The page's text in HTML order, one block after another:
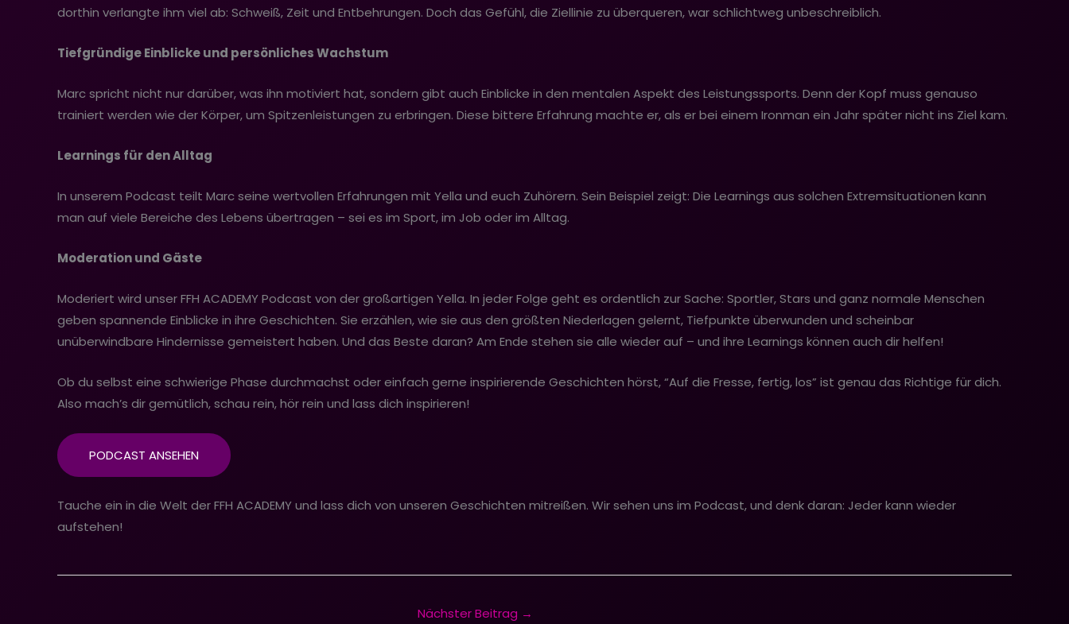
dorthin verlangte ihm viel ab: Schweiß, Zeit und Entbehrungen. Doch das Gefühl, die Ziellinie zu überqueren, war schlichtweg unbeschreiblich.
Tiefgründige Einblicke und persönliches Wachstum
Marc spricht nicht nur darüber, was ihn motiviert hat, sondern gibt auch Einblicke in den mentalen Aspekt des Leistungssports. Denn der Kopf muss genauso
trainiert werden wie der Körper, um Spitzenleistungen zu erbringen. Diese bittere Erfahrung machte er, als er bei einem Ironman ein Jahr später nicht ins Ziel kam.
Learnings für den Alltag
In unserem Podcast teilt Marc seine wertvollen Erfahrungen mit Yella und euch Zuhörern. Sein Beispiel zeigt: Die Learnings aus solchen Extremsituationen kann
man auf viele Bereiche des Lebens übertragen – sei es im Sport, im Job oder im Alltag.
Moderation und Gäste
Moderiert wird unser FFH ACADEMY Podcast von der großartigen Yella. In jeder Folge geht es ordentlich zur Sache: Sportler, Stars und ganz normale Menschen
geben spannende Einblicke in ihre Geschichten. Sie erzählen, wie sie aus den größten Niederlagen gelernt, Tiefpunkte überwunden und scheinbar
unüberwindbare Hindernisse gemeistert haben. Und das Beste daran? Am Ende stehen sie alle wieder auf – und ihre Learnings können auch dir helfen!
Ob du selbst eine schwierige Phase durchmachst oder einfach gerne inspirierende Geschichten hörst, “Auf die Fresse, fertig, los” ist genau das Richtige für dich.
Also mach’s dir gemütlich, schau rein, hör rein und lass dich inspirieren!
PODCAST ANSEHEN
Tauche ein in die Welt der FFH ACADEMY und lass dich von unseren Geschichten mitreißen. Wir sehen uns im Podcast, und denk daran: Jeder kann wieder
aufstehen!
Nächster Beitrag →